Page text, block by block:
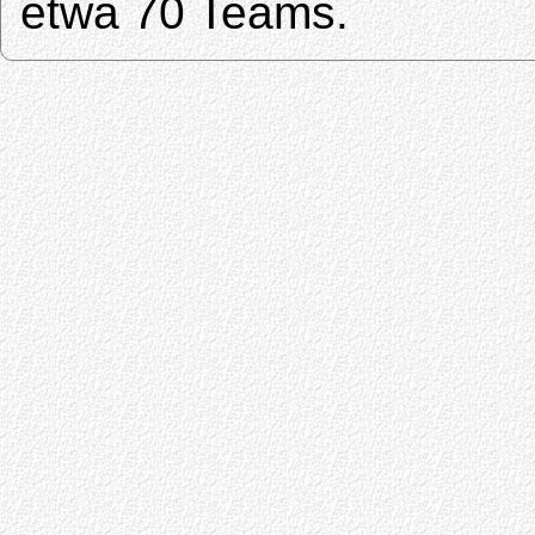
etwa 70 Teams.